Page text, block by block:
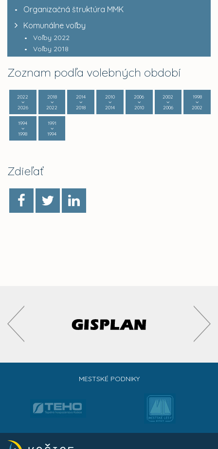
Organizačná štruktúra MMK
Komunálne voľby
Voľby 2022
Voľby 2018
Zoznam podľa volebných období
2022
2026
2018
2022
2014
2018
2010
2014
2006
2010
2002
2006
1998
2002
1994
1998
1991
1994
Zdieľať
MESTSKÉ PODNIKY